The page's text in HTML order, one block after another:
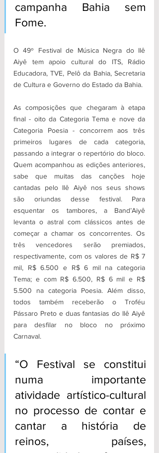
campanha Bahia sem
Fome.
O 49º Festival de Música Negra do Ilê
Aiyê tem apoio cultural do ITS, Rádio
Educadora, TVE, Pelô da Bahia, Secretaria
de Cultura e Governo do Estado da Bahia.
As composições que chegaram à etapa
final - oito da Categoria Tema e nove da
Categoria Poesia - concorrem aos três
primeiros lugares de cada categoria,
passando a integrar o repertório do bloco.
Quem acompanhou as edições anteriores,
sabe que muitas das canções hoje
cantadas pelo Ilê Aiyê nos seus shows
são oriundas desse festival. Para
esquentar os tambores, a Band’Aiyê
levanta o astral com clássicos antes de
começar a chamar os concorrentes. Os
três vencedores serão premiados,
respectivamente, com os valores de R$ 7
mil, R$ 6.500 e R$ 6 mil na categoria
Tema; e com R$ 6.500, R$ 6 mil e R$
5.500 na categoria Poesia. Além disso,
todos também receberão o Troféu
Pássaro Preto e duas fantasias do Ilê Aiyê
para desfilar no bloco no próximo
Carnaval.
“O Festival se constitui
numa importante
atividade artístico-cultural
no processo de contar e
cantar a história de
reinos, países,